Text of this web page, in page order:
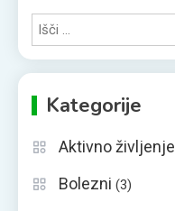
Kategorije
Aktivno življenje
Bolezni (3)